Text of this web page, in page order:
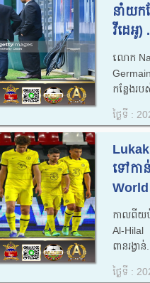
នាំយក
វីដេអូ)
លោក
កន្លែងរ
ថ្ងៃទី :
ទៅកាន់
World
កាលពីយ
Al-Hilal
ពានរង្វា
ថ្ងៃទី :